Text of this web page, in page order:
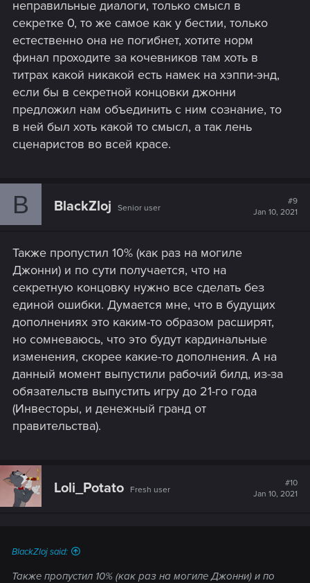
неправильные диалоги, только смысл в
секретке 0, то же самое как у бестии, только
естественно она не погибнет, хотите норм
финал проходите за кочевников там хоть в
титрах какой никакой есть намек на хэппи-энд,
если бы в секретной концовки джонни
предложил нам объединить с ним сознание, то
в ней был хоть какой то смысл, а так лень
сценаристов во всей красе.
B BlackZloj Senior user
#9
Jan 10, 2021
Также пропустил 10% (как раз на могиле
Джонни) и по сути получается, что на
секретную концовку нужно все сделать без
единой ошибки. Думается мне, что в будущих
дополнениях это каким-то образом расширят,
но сомневаюсь, что это будут кардинальные
изменения, скорее какие-то дополнения. А на
данный момент выпустили рабочий билд, из-за
обязательств выпустить игру до 21-го года
(Инвесторы, и денежный гранд от
правительства).
Loli_Potato Fresh user
#10
Jan 10, 2021
BlackZloj said:
Также пропустил 10% (как раз на могиле Джонни) и по